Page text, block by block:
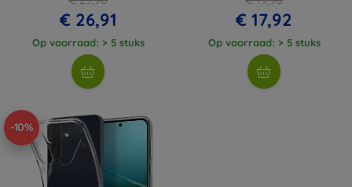
€ 26,91
Op voorraad: > 5 stuks
€ 17,92
Op voorraad: > 5 stuks
-10%